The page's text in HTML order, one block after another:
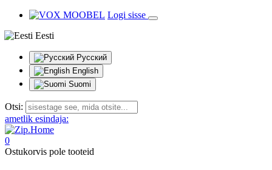
Logi sisse
Eesti
Русский
English
Suomi
Otsi:
ametlik esindaja:
0
Ostukorvis pole tooteid